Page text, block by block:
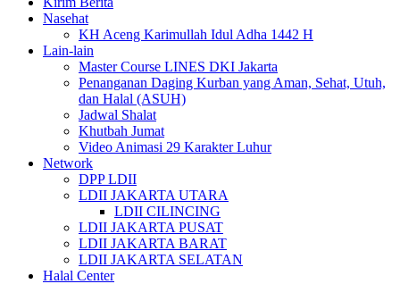
Nasehat
KH Aceng Karimullah Idul Adha 1442 H
Lain-lain
Master Course LINES DKI Jakarta
Penanganan Daging Kurban yang Aman, Sehat, Utuh,
dan Halal (ASUH)
Jadwal Shalat
Khutbah Jumat
Video Animasi 29 Karakter Luhur
Network
DPP LDII
LDII JAKARTA UTARA
LDII CILINCING
LDII JAKARTA PUSAT
LDII JAKARTA BARAT
LDII JAKARTA SELATAN
Halal Center